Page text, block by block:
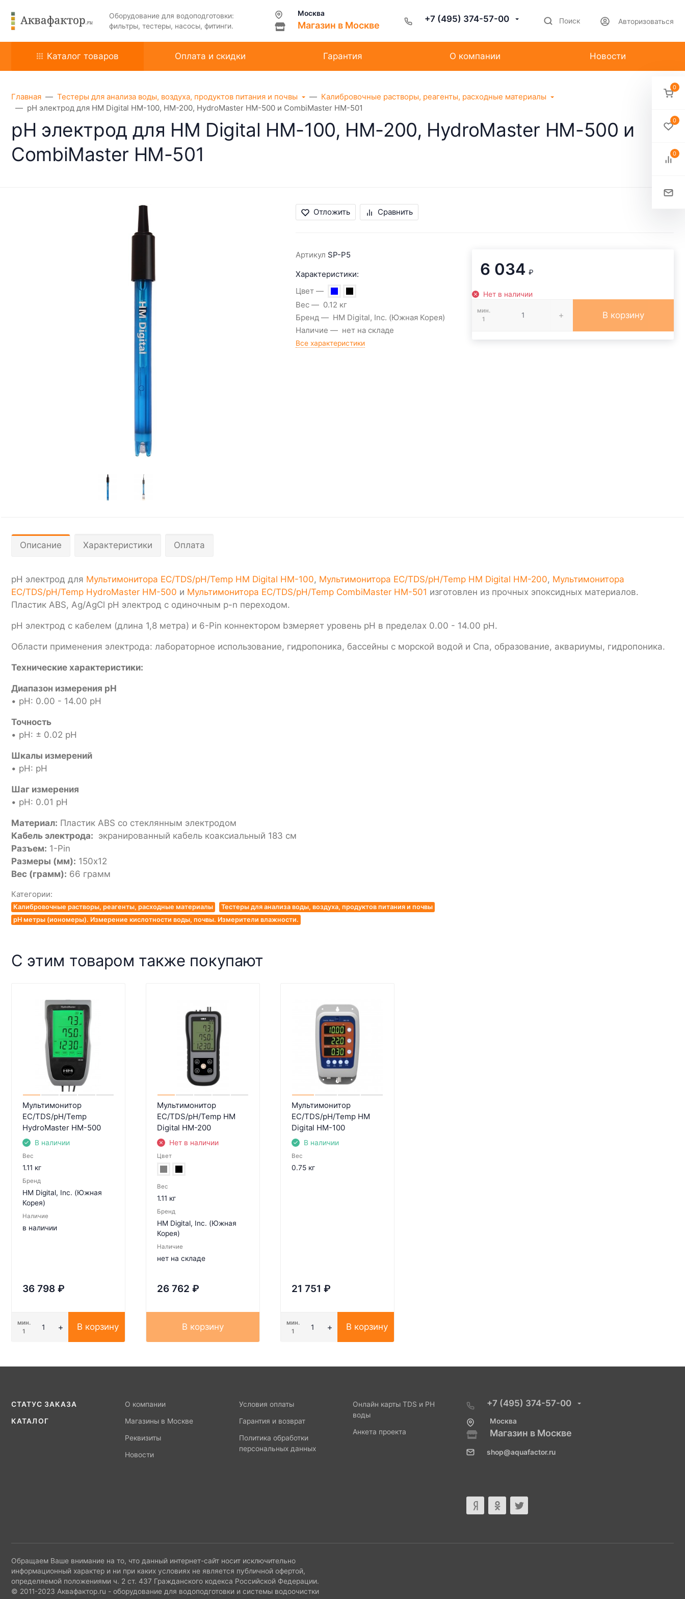
Оборудование для водоподготовки:
фильтры, тестеры, насосы, фитинги.
Москва
Магазин в Москве
+7 (495) 374-57-00 Поиск Авторизоваться
Каталог товаров Оплата и скидки Гарантия О компании Новости
Главная Тестеры для анализа воды, воздуха, продуктов питания и почвы
Калибровочные растворы, реагенты, расходные материалы
pH электрод для HM Digital HM-100, HM-200, HydroMaster HM-500 и CombiMaster HM-501
pH электрод для HM Digital HM-100, HM-200, HydroMaster HM-500 и
CombiMaster HM-501
Отложить Сравнить
Артикул SP-P5
Характеристики:
Цвет
Вес
0.12 кг
Бренд
HM Digital, Inc. (Южная Корея)
Наличие
нет на складе
Все характеристики
6 034 ₽
Нет в наличии
мин.
1
В корзину
Описание Характеристики Оплата
pH электрод для Мультимонитора EC/TDS/pH/Temp HM Digital HM-100, Мультимонитора EC/TDS/pH/Temp HM Digital HM-200, Мультимонитора
EC/TDS/pH/Temp HydroMaster HM-500 и Мультимонитора EC/TDS/pH/Temp CombiMaster HM-501 изготовлен из прочных эпоксидных материалов.
Пластик ABS, Ag/AgCl pH электрод с одиночным p-n переходом.
pH электрод с кабелем (длина 1,8 метра) и 6-Pin коннектором bзмеряет уровень pH в пределах 0.00 - 14.00 pH.
Области применения электрода: лабораторное использование, гидропоника, бассейны с морской водой и Спа, образование, аквариумы, гидропоника.
Технические характеристики:
Диапазон измерения pH
• pH: 0.00 - 14.00 pH
Точность
• pH: ± 0.02 pH
Шкалы измерений
• pH: pH
Шаг измерения
• pH: 0.01 pH
Материал: Пластик ABS со стеклянным электродом
Кабель электрода: экранированный кабель коаксиальный 183 см
Разъем: 1-Pin
Размеры (мм): 150х12
Вес (грамм): 66 грамм
Категории:
Калибровочные растворы, реагенты, расходные материалы
Тестеры для анализа воды, воздуха, продуктов питания и почвы
pH метры (иономеры). Измерение кислотности воды, почвы. Измерители влажности.
С этим товаром также покупают
Мультимонитор
EC/TDS/pH/Temp
HydroMaster HM-500
В наличии
Вес
1.11 кг
Бренд
HM Digital, Inc. (Южная
Корея)
Наличие
в наличии
36 798 ₽
мин.
1
В корзину
Мультимонитор
EC/TDS/pH/Temp HM
Digital HM-200
Нет в наличии
Цвет
Вес
1.11 кг
Бренд
HM Digital, Inc. (Южная
Корея)
Наличие
нет на складе
26 762 ₽
В корзину
Мультимонитор
EC/TDS/pH/Temp HM
Digital HM-100
В наличии
Вес
0.75 кг
21 751 ₽
мин.
1
В корзину
СТАТУС ЗАКАЗА
КАТАЛОГ
О компании
Магазины в Москве
Реквизиты
Новости
Условия оплаты
Гарантия и возврат
Политика обработки
персональных данных
Онлайн карты TDS и PH
воды
Анкета проекта
+7 (495) 374-57-00
Москва
Магазин в Москве
shop@aquafactor.ru
Обращаем Ваше внимание на то, что данный интернет-сайт носит исключительно
информационный характер и ни при каких условиях не является публичной офертой,
определяемой положениями ч. 2 ст. 437 Гражданского кодекса Российской Федерации.
© 2011-2023 Аквафактор.ru - оборудование для водоподготовки и системы водоочистки
0
0
0